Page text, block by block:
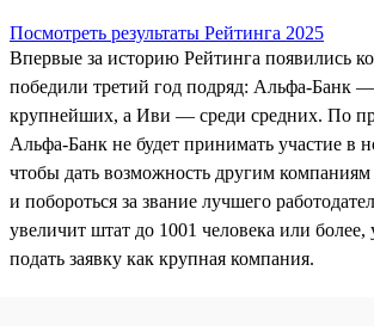
Посмотреть результаты Рейтинга 2025
Впервые за историю Рейтинга появились
победили третий год подряд: Альфа-Банк
крупнейших, а Иви — среди средних. По
Альфа‑Банк не будет принимать участие в
чтобы дать возможность другим компаниям
и побороться за звание лучшего
увеличит штат до 1001 человека или более,
подать заявку как крупная компания.